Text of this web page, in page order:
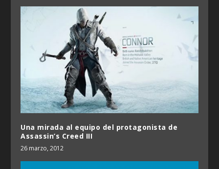
Una mirada al equipo del protagonista de
Assassin’s Creed III
26 marzo, 2012